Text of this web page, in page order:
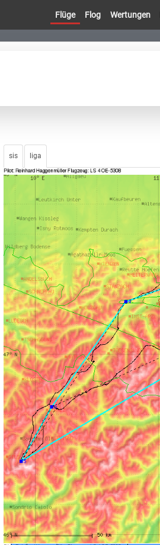
Flüge Flog Wertungen
sis liga